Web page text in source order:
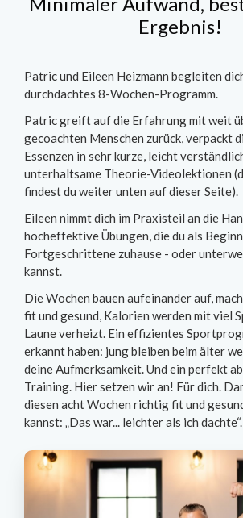
Ergebnis!
Patric und Eileen Heizmann begleiten
durchdachtes 8-Wochen-Programm.
Patric greift auf die Erfahrung mit weit
gecoachten Menschen zurück, verpackt
Essenzen in sehr kurze, leicht
unterhaltsame Theorie-Videolektionen
findest du weiter unten auf dieser Seite).
Eileen nimmt dich im Praxisteil an die
hocheffektive Übungen, die du als
Fortgeschrittene zuhause - oder
kannst.
Die Wochen bauen aufeinander auf,
fit und gesund, Kalorien werden mit viel
Laune verheizt. Ein effizientes
erkannt haben: jung bleiben beim älter
deine Aufmerksamkeit. Und ein perfekt
Training. Hier setzen wir an! Für dich.
diesen acht Wochen richtig fit und
kannst: „Das war... leichter als ich dachte“.